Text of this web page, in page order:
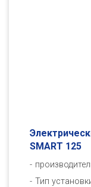
SMART 125
Тип